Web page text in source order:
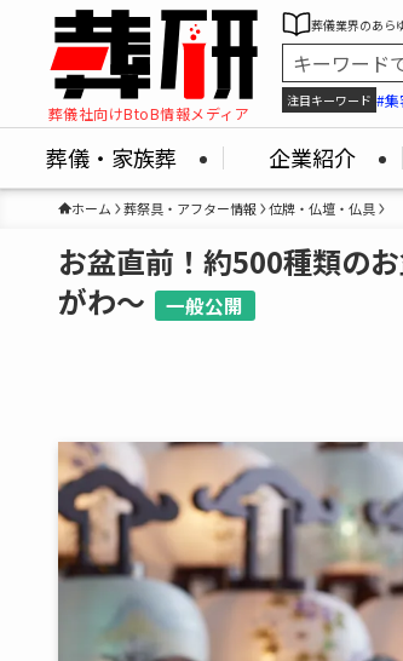
葬儀社向けBtoB情報メディア
葬儀業界のあら
注目キーワード #集
葬儀・家族葬 企業紹介
ホーム 葬祭具・アフター情報 位牌・仏壇・仏具
お盆直前！約500種類の
がわ～
一般公開